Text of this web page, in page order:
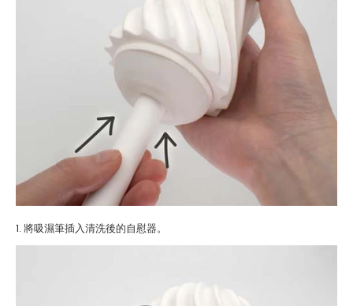
1. 將吸濕筆插入清洗後的自慰器。